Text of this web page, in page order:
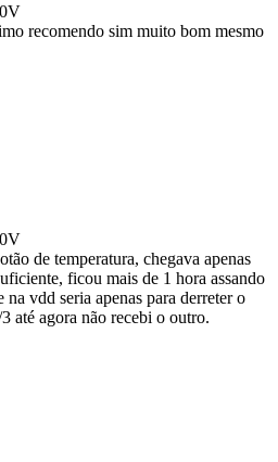
recomendo sim muito bom mesmo
de temperatura, chegava apenas
ficou mais de 1 hora assando
vdd seria apenas para derreter o
até agora não recebi o outro.